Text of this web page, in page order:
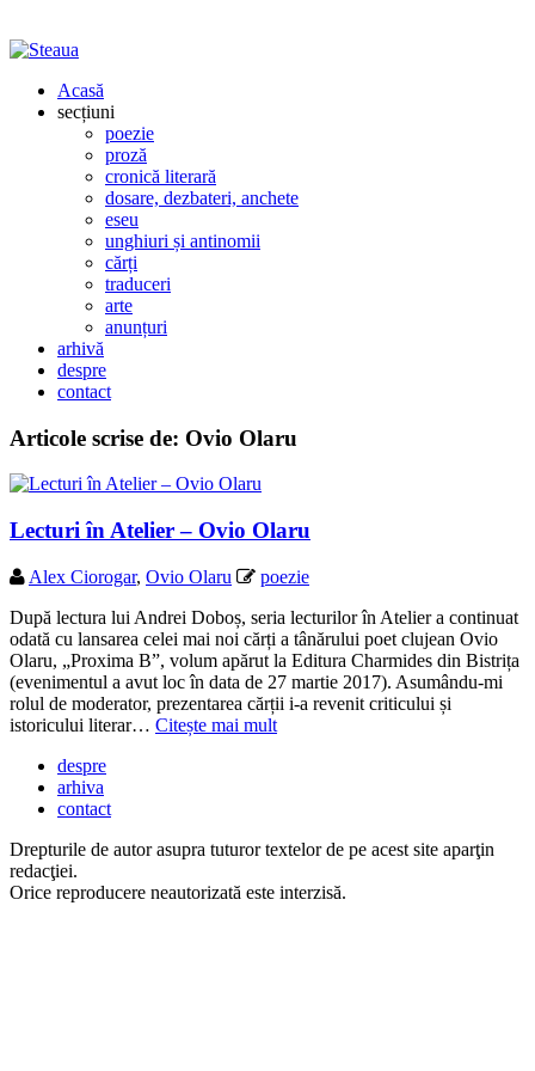
Acasă
secțiuni
poezie
proză
cronică literară
dosare, dezbateri, anchete
eseu
unghiuri și antinomii
cărți
traduceri
arte
anunțuri
arhivă
despre
contact
Articole scrise de: Ovio Olaru
Lecturi în Atelier – Ovio Olaru
Alex Ciorogar, Ovio Olaru
poezie
După lectura lui Andrei Doboș, seria lecturilor în Atelier a continuat
odată cu lansarea celei mai noi cărți a tânărului poet clujean Ovio
Olaru, „Proxima B”, volum apărut la Editura Charmides din Bistrița
(evenimentul a avut loc în data de 27 martie 2017). Asumându-mi
rolul de moderator, prezentarea cărții i-a revenit criticului și
istoricului literar… Citește mai mult
despre
arhiva
contact
Drepturile de autor asupra tuturor textelor de pe acest site aparţin
redacţiei.
Orice reproducere neautorizată este interzisă.